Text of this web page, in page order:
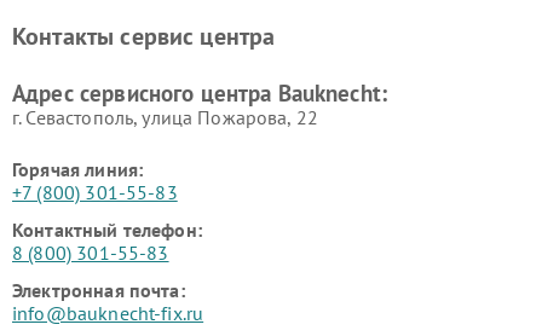
Контакты сервис центра
Адрес сервисного центра Bauknecht:
г. Севастополь, улица Пожарова, 22
Горячая линия:
+7 (800) 301-55-83
Контактный телефон:
8 (800) 301-55-83
Электронная почта:
info@bauknecht-fix.ru